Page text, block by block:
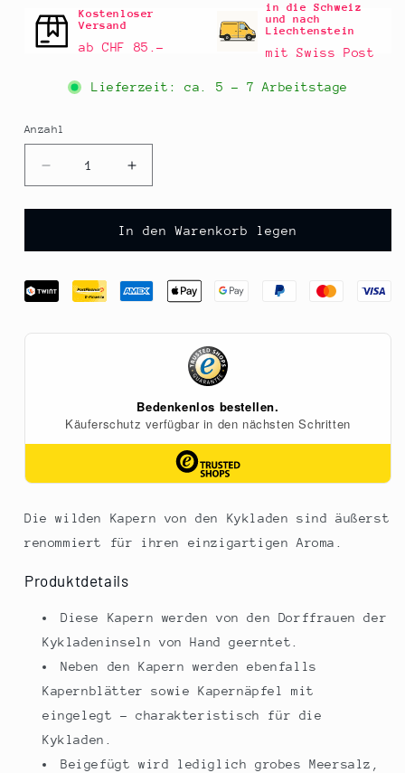
Kostenloser
Versand
ab CHF 85.–
in die Schweiz
und nach
Liechtenstein
mit Swiss Post
Lieferzeit: ca. 5 - 7 Arbeitstage
Anzahl
Anzahl
Verringere
die
Menge
Wilde
in
Meersalz,
Erhöhe
die
Menge
für
Wilde
in
Meersalz,
In den Warenkorb legen
Die wilden Kapern von den Kykladen sind äußerst
renommiert für ihren einzigartigen Aroma.
Produktdetails
Diese Kapern werden von den Dorffrauen der
Kykladeninseln von Hand geerntet.
Neben den Kapern werden ebenfalls
Kapernblätter sowie Kapernäpfel mit
eingelegt - charakteristisch für die
Kykladen.
Beigefügt wird lediglich grobes Meersalz,